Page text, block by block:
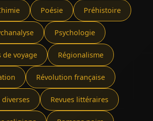
Poésie Préhistoire
Psychologie
de voyage Régionalisme
Révolution française
diverses Revues littéraires